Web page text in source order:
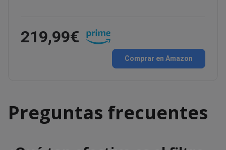
219,99€
Comprar en Amazon
Preguntas frecuentes